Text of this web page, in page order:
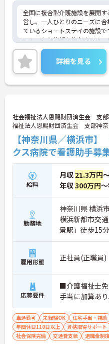
全国に複合型介護施設を展開
営し、一人ひとりのニーズに
ているショートステイの施設で
でしっかり情報を共有するミ
おり、困った時もすぐ相談や
しの良い職場環境が整っており
営への貢献やチームワークな
的に評価し、賞与とは別に特
も導入しています。髪色やネ
個性や価値観を尊重する社風
らに、年間17日のリフレッシ
65歳定年後も70歳まで勤務可
長期的に安定して働き続けら
ている点も安心材料としてご
★おすすめPOINT★
【毎朝のミーティングで情報
ズな連携を実現できる環境で
・お客様の体調変化や業務連
・職種を超えて困った時にす
きる風通しの良い職場であり
関係を築きながら長く働けます。
【特別報酬制度の導入により、
り収入アップに直結します】
チームワークなどを多角的に評
賞与とは別に平均約34万円の
・目に見える形でしっかりと
っていることで、高いモチベ
ご自身のキャリアを磨いていけ
【個性や価値観を尊重し、自
理なく活躍できる社風です】
・清潔感と節度を大切にできれ
詳細を見る
社会福祉法人恩賜財団済生会 支
福祉法人恩賜財団済生会 支部神
【神奈川県／横浜市
クス病院で看護助手募
給料
月収 21.3万円
年収300万円
勤務地
神奈川県 横浜
横浜新都市交
景駅」徒歩15分
雇用形態 正社員(正職員)
応募要件
■介護福祉士免
手当に加算あ
車通勤可 未経験OK 住宅手当・補助
年間休日110日以上
資格取得サポート
社会保険完備
交通費支給 退職金制